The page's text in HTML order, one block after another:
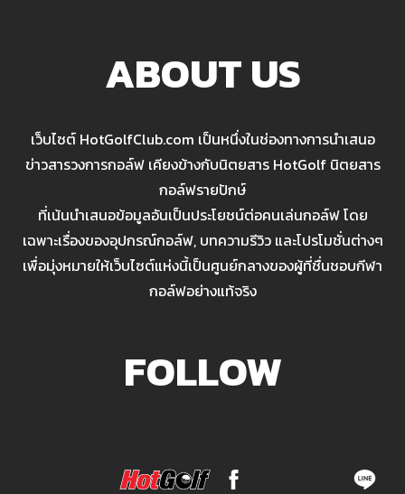
ABOUT US
เว็บไซต์ HotGolfClub.com เป็นหนึ่งในช่องทางการนำเสนอ
ข่าวสารวงการกอล์ฟ เคียงข้างกับนิตยสาร HotGolf นิตยสาร
กอล์ฟรายปักษ์
ที่เน้นนำเสนอข้อมูลอันเป็นประโยชน์ต่อคนเล่นกอล์ฟ โดย
เฉพาะเรื่องของอุปกรณ์กอล์ฟ, บทความรีวิว และโปรโมชั่นต่างๆ
เพื่อมุ่งหมายให้เว็บไซต์แห่งนี้เป็นศูนย์กลางของผู้ที่ชื่นชอบกีฬา
กอล์ฟอย่างแท้จริง
FOLLOW